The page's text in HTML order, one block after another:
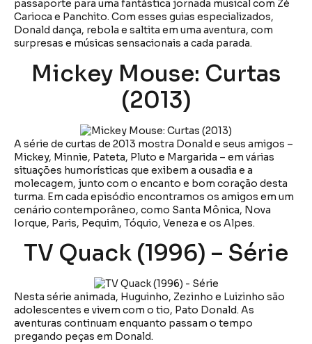
passaporte para uma fantástica jornada musical com Zé
Carioca e Panchito. Com esses guias especializados,
Donald dança, rebola e saltita em uma aventura, com
surpresas e músicas sensacionais a cada parada.
Mickey Mouse: Curtas
(2013)
A série de curtas de 2013 mostra Donald e seus amigos –
Mickey, Minnie, Pateta, Pluto e Margarida – em várias
situações humorísticas que exibem a ousadia e a
molecagem, junto com o encanto e bom coração desta
turma. Em cada episódio encontramos os amigos em um
cenário contemporâneo, como Santa Mônica, Nova
Iorque, Paris, Pequim, Tóquio, Veneza e os Alpes.
TV Quack (1996) – Série
Nesta série animada, Huguinho, Zezinho e Luizinho são
adolescentes e vivem com o tio, Pato Donald. As
aventuras continuam enquanto passam o tempo
pregando peças em Donald.